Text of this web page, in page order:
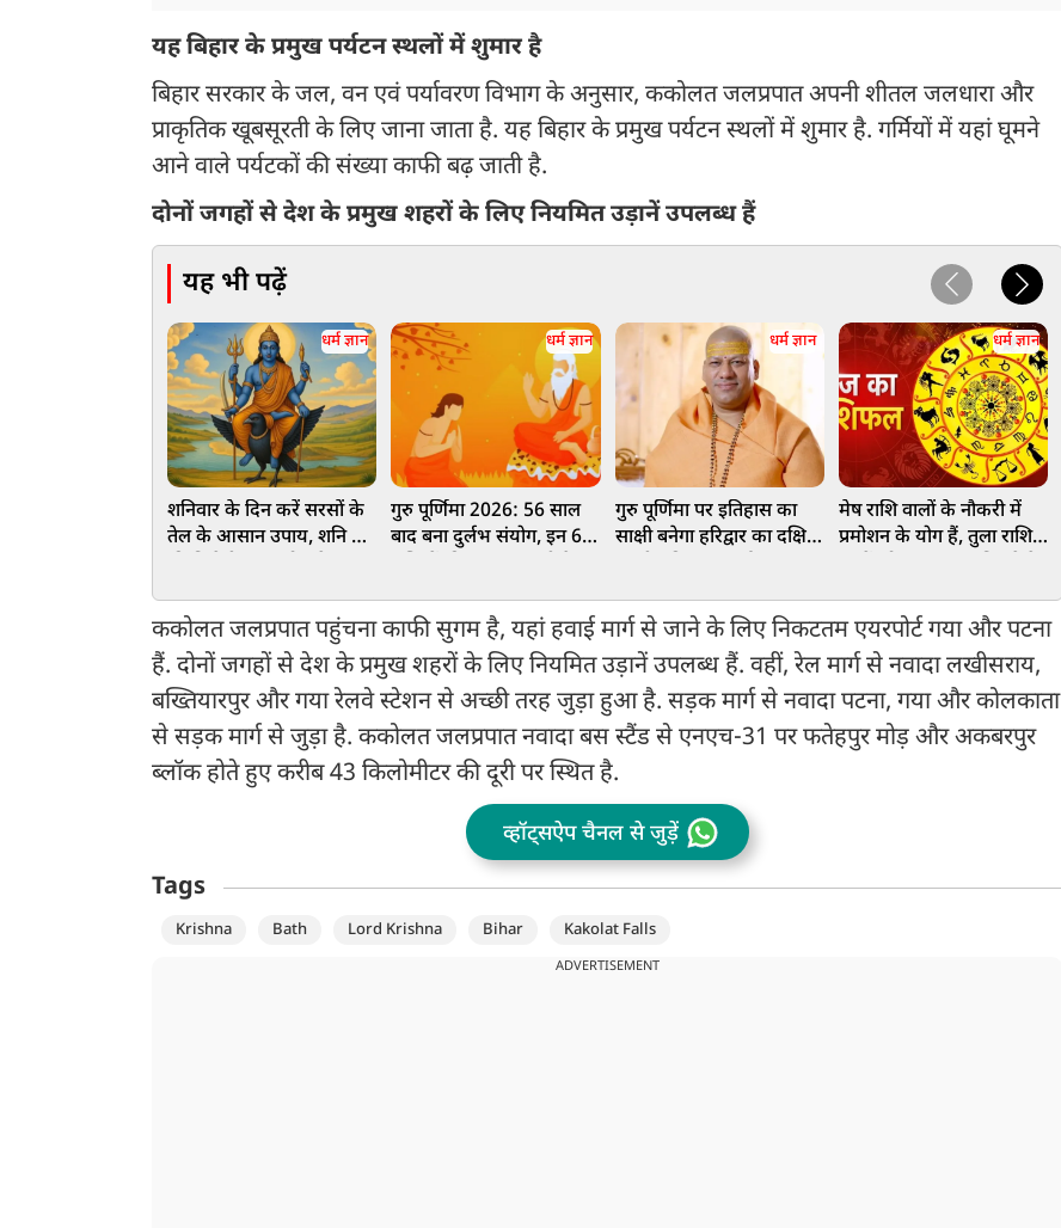
यह बिहार के प्रमुख पर्यटन स्थलों में शुमार है
बिहार सरकार के जल, वन एवं पर्यावरण विभाग के अनुसार, ककोलत जलप्रपात अपनी शीतल जलधारा और
प्राकृतिक खूबसूरती के लिए जाना जाता है. यह बिहार के प्रमुख पर्यटन स्थलों में शुमार है. गर्मियों में यहां घूमने
आने वाले पर्यटकों की संख्या काफी बढ़ जाती है.
दोनों जगहों से देश के प्रमुख शहरों के लिए नियमित उड़ानें उपलब्ध हैं
यह भी पढ़ें
धर्म ज्ञान
शनिवार के दिन करें सरसों के
तेल के आसान उपाय, शनि देव
धर्म ज्ञान
गुरु पूर्णिमा 2026: 56 साल
बाद बना दुर्लभ संयोग, इन 6
धर्म ज्ञान
गुरु पूर्णिमा पर इतिहास का
साक्षी बनेगा हरिद्वार का दक्षिण
गिरी महाराज से दीक्षा लेंगे
हजारों श्रद्धालु
धर्म ज्ञान
मेष राशि वालों के नौकरी में
प्रमोशन के योग हैं, तुला राशि
कैसा रहेगा
ककोलत जलप्रपात पहुंचना काफी सुगम है, यहां हवाई मार्ग से जाने के लिए निकटतम एयरपोर्ट गया और पटना
हैं. दोनों जगहों से देश के प्रमुख शहरों के लिए नियमित उड़ानें उपलब्ध हैं. वहीं, रेल मार्ग से नवादा लखीसराय,
बख्तियारपुर और गया रेलवे स्टेशन से अच्छी तरह जुड़ा हुआ है. सड़क मार्ग से नवादा पटना, गया और कोलकाता
से सड़क मार्ग से जुड़ा है. ककोलत जलप्रपात नवादा बस स्टैंड से एनएच-31 पर फतेहपुर मोड़ और अकबरपुर
ब्लॉक होते हुए करीब 43 किलोमीटर की दूरी पर स्थित है.
व्हॉट्सऐप चैनल से जुड़ें
Tags
Krishna Bath Lord Krishna Bihar Kakolat Falls
ADVERTISEMENT